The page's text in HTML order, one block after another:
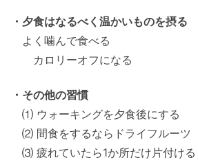
・夕食はなるべく温かいものを摂る
よく噛んで食べる
カロリーオフになる
・その他の習慣
⑴ ウォーキングを夕食後にする
⑵ 間食をするならドライフルーツ
⑶ 疲れていたら1か所だけ片付ける